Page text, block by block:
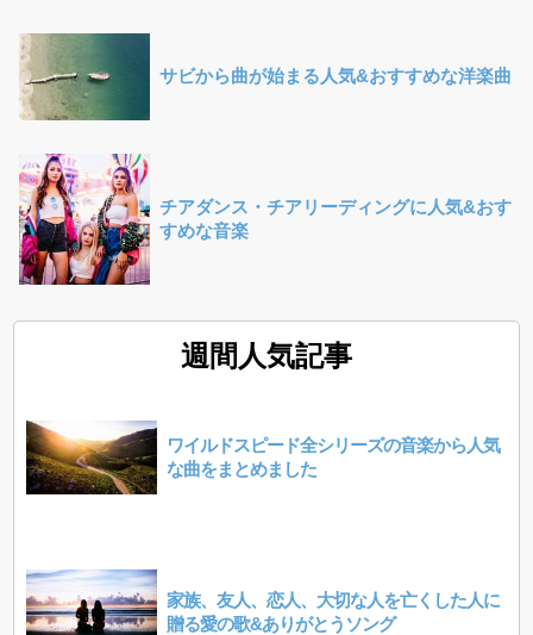
サビから曲が始まる人気&おすすめな洋楽曲
チアダンス・チアリーディングに人気&おす
すめな音楽
週間人気記事
ワイルドスピード全シリーズの音楽から人気
な曲をまとめました
家族、友人、恋人、大切な人を亡くした人に
贈る愛の歌&ありがとうソング